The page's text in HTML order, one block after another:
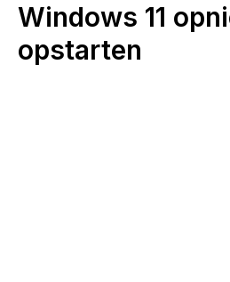
Windows 11
opstarten